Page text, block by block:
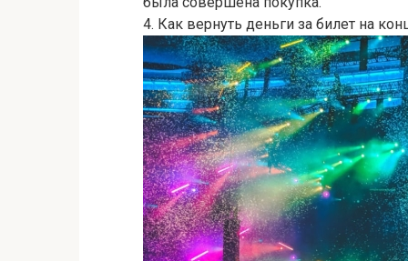
4. Как вернуть деньги за билет на